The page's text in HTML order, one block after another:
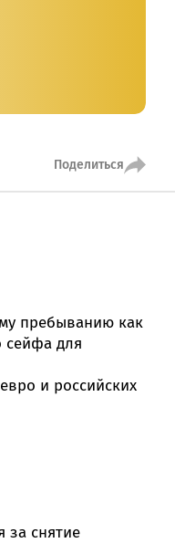
Поделиться
пребыванию как
сейфа для
и российских
за снятие